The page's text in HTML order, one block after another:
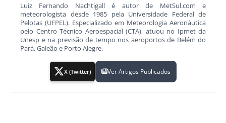
Luiz Fernando Nachtigall é autor de MetSul.com e
meteorologista desde 1985 pela Universidade Federal de
Pelotas (UFPEL). Especializado em Meteorologia Aeronáutica
pelo Centro Técnico Aeroespacial (CTA), atuou no Ipmet da
Unesp e na previsão de tempo nos aeroportos de Belém do
Pará, Galeão e Porto Alegre.
X (Twitter) Ver Artigos Publicados